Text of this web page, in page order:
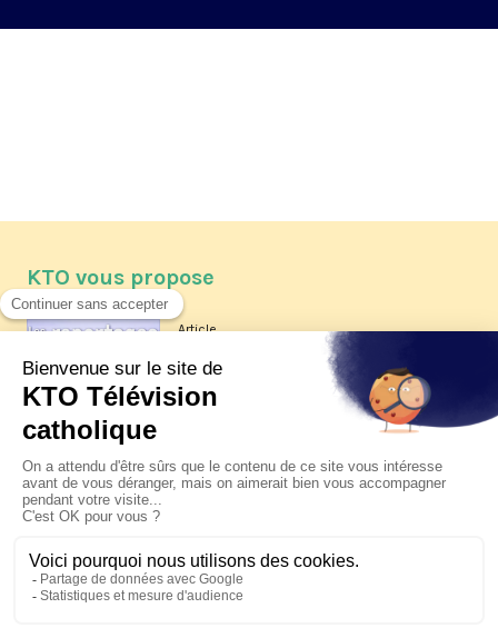
KTO vous propose
Article
Les reportages d'été 2026 de KTO
La visite pastorale du pape Léon
XIV à Assise à suivre sur KTO le
jeudi 6 août
Le pape en Uruguay, Argentine et
Pérou du 6 au 17 novembre 2026